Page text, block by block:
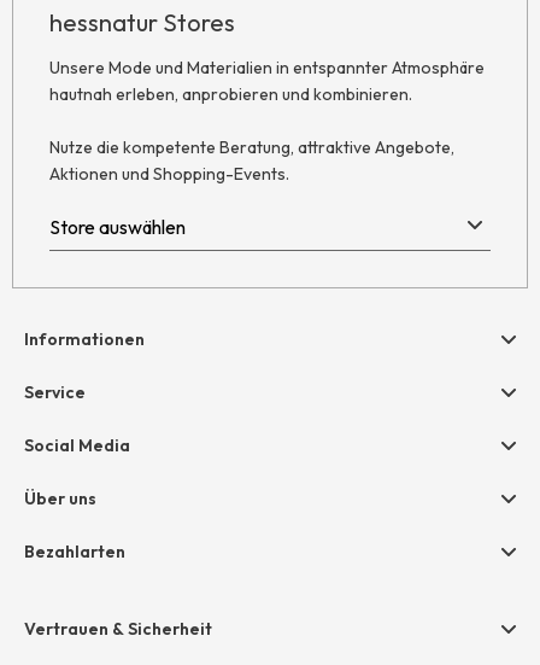
hessnatur Stores
Unsere Mode und Materialien in entspannter Atmosphäre
hautnah erleben, anprobieren und kombinieren.
Nutze die kompetente Beratung, attraktive Angebote,
Aktionen und Shopping-Events.
Informationen
Hilfe & Kontakt
Retoure
AGB
Datenschutz
Grounding Page
Service
Geschenkgutscheine
Größentabelle
Social Media
Über uns
Unternehmen
Bezahlarten
Amazon Pay
Vertrauen & Sicherheit